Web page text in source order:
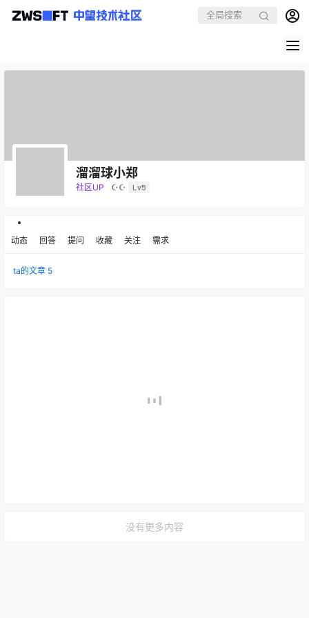
溜溜球小郑
社区UP ☪☪ Lv5
动态 回答 提问 收藏 关注 需求
ta的文章 5
没有更多内容